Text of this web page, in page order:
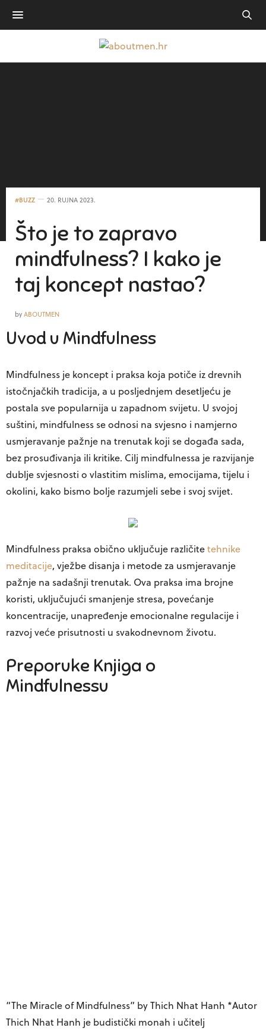
#BUZZ 20. RUJNA 2023.
Što je to zapravo
mindfulness? I kako je
taj koncept nastao?
byABOUTMEN
Uvod u Mindfulness
Mindfulness je koncept i praksa koja potiče iz drevnih
istočnjačkih tradicija, a u posljednjem desetljeću je
postala sve popularnija u zapadnom svijetu. U svojoj
suštini, mindfulness se odnosi na svjesno i namjerno
usmjeravanje pažnje na trenutak koji se događa sada,
bez prosuđivanja ili kritike. Cilj mindfulnessa je razvijanje
dublje svjesnosti o vlastitim mislima, emocijama, tijelu i
okolini, kako bismo bolje razumjeli sebe i svoj svijet.
Mindfulness praksa obično uključuje različitetehnike
meditacije, vježbe disanja i metode za usmjeravanje
pažnje na sadašnji trenutak. Ova praksa ima brojne
koristi, uključujući smanjenje stresa, povećanje
koncentracije, unapređenje emocionalne regulacije i
razvoj veće prisutnosti u svakodnevnom životu.
Preporuke Knjiga o
Mindfulnessu
“The Miracle of Mindfulness” by Thich Nhat Hanh *Autor
Thich Nhat Hanh je budistički monah i učitelj